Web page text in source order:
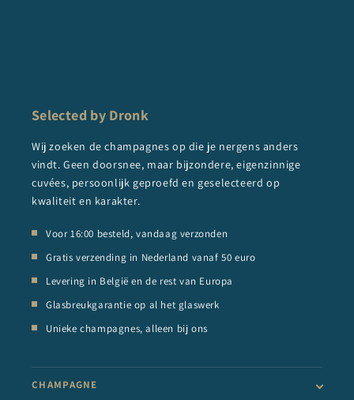
Selected by Dronk
Wij zoeken de champagnes op die je nergens anders
vindt. Geen doorsnee, maar bijzondere, eigenzinnige
cuvées, persoonlijk geproefd en geselecteerd op
kwaliteit en karakter.
Voor 16:00 besteld, vandaag verzonden
Gratis verzending in Nederland vanaf 50 euro
Levering in België en de rest van Europa
Glasbreukgarantie op al het glaswerk
Unieke champagnes, alleen bij ons
CHAMPAGNE